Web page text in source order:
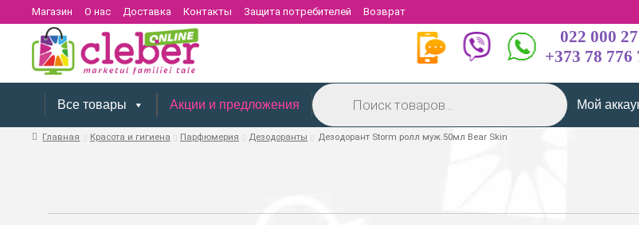
Магазин О нас Доставка Контакты Защита потребителей Возврат
022 000
+373 78 776
Все товары Акции и предложения
Поиск
товаров
Мой
Главная Красота и гигиена Парфюмерия Дезодоранты Дезодорант Storm ролл муж.50мл Bear Skin